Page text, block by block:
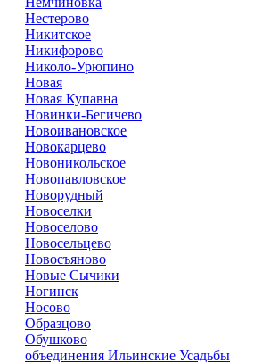
Нестерово
Никитское
Никифорово
Николо-Урюпино
Новая
Новая Купавна
Новинки-Бегичево
Новоивановское
Новокарцево
Новоникольское
Новопавловское
Новорудный
Новоселки
Новоселово
Новосельцево
Новосъяново
Новые Сычики
Ногинск
Носово
Образцово
Обушково
объединения Ильинские Усадьбы